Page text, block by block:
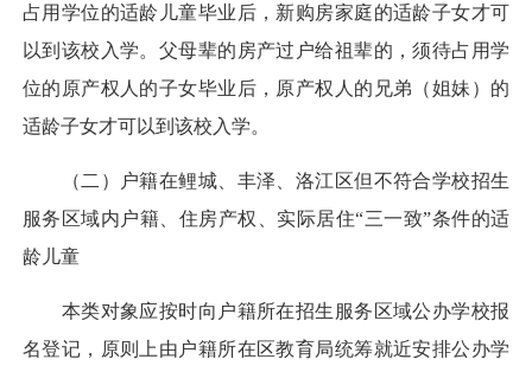
占用学位的适龄儿童毕业后，新购房家庭的适龄子女才可
以到该校入学。父母辈的房产过户给祖辈的，须待占用学
位的原产权人的子女毕业后，原产权人的兄弟（姐妹）的
适龄子女才可以到该校入学。
（二）户籍在鲤城、丰泽、洛江区但不符合学校招生
服务区域内户籍、住房产权、实际居住“三一致”条件的适
龄儿童
本类对象应按时向户籍所在招生服务区域公办学校报
名登记，原则上由户籍所在区教育局统筹就近安排公办学